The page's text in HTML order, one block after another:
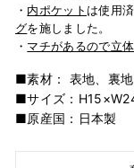
・ 内ポケット は使用
グを施しました。
・ マチがあるので立
■素材： 表地、裏
■サイズ：
■原産国： 日本製